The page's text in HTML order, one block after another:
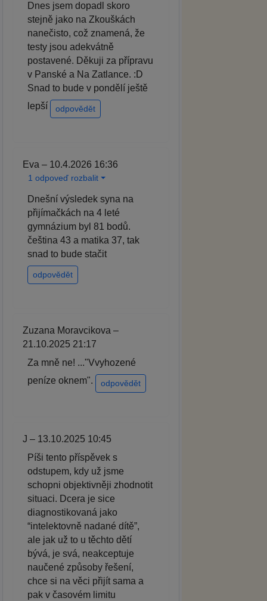
Dnes jsem dopadl skoro
stejně jako na Zkouškách
nanečisto, což znamená, že
testy jsou adekvátně
postavené. Děkuji za přípravu
v Panské a Na Zatlance. :D
Snad to bude v pondělí ještě
lepší
odpovědět
Eva – 10.4.2026 16:36
1 odpoveď rozbalit
Dnešní výsledek syna na
přijímačkách na 4 leté
gymnázium byl 81 bodů.
čeština 43 a matika 37, tak
snad to bude stačit
odpovědět
Zuzana Moravcikova –
21.10.2025 21:17
Za mně ne! ..."Vvyhozené
peníze oknem".
odpovědět
J – 13.10.2025 10:45
Píši tento příspěvek s
odstupem, kdy už jsme
schopni objektivněji zhodnotit
situaci. Dcera je sice
diagnostikovaná jako
“intelektovně nadané dítě”,
ale jak už to u těchto dětí
bývá, je svá, neakceptuje
naučené způsoby řešení,
chce si na věci přijít sama a
pak v časovém limitu